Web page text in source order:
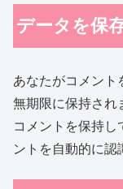
データを保
あなたがコメント
無期限に保持され
コメントを保持し
ントを自動的に認